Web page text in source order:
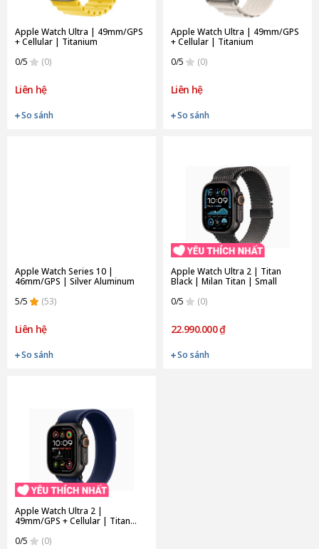
Apple Watch Ultra | 49mm/GPS
+ Cellular | Titanium
hãng)
0/5 (0)
Liên hệ
So sánh
Apple Watch Ultra | 49mm/GPS
+ Cellular | Titanium
Medium (Chính hãng)
0/5 (0)
Liên hệ
So sánh
Apple Watch Series 10 |
46mm/GPS | Silver Aluminum
5/5
(53)
Liên hệ
So sánh
Apple Watch Ultra 2 | Titan
Black | Milan Titan | Small
0/5
(0)
22.990.000 ₫
So sánh
Apple Watch Ultra 2 |
49mm/GPS + Cellular | Titan
hãng)
0/5 (0)